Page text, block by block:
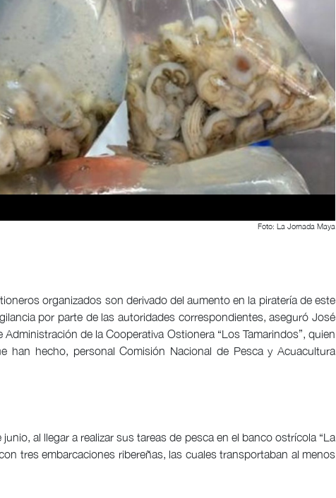
Foto: La Jornada Maya
organizados son derivado del aumento en la piratería de este
por parte de las autoridades correspondientes, aseguró José
de la Cooperativa Ostionera “Los Tamarindos”, quien
han hecho, personal Comisión Nacional de Pesca y Acuacultura
al llegar a realizar sus tareas de pesca en el banco ostrícola “La
tres embarcaciones ribereñas, las cuales transportaban al menos